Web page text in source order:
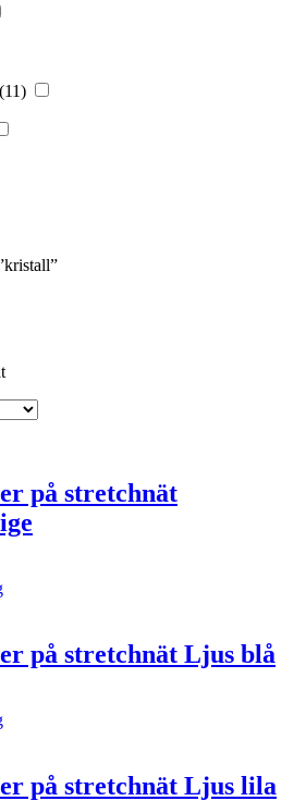
(11)
på stretchnät
på stretchnät Ljus blå
på stretchnät Ljus lila